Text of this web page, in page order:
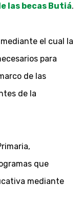
las becas Butiá.
el cual la
para
de las
de la
que
mediante